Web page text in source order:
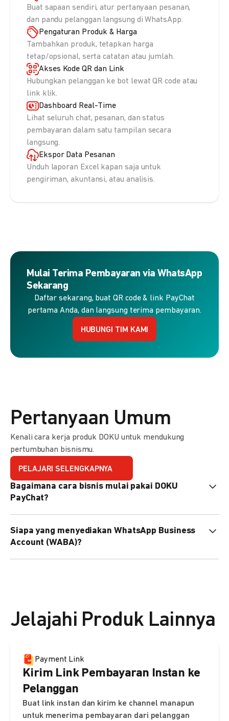
Buat sapaan sendiri, atur pertanyaan pesanan,
dan pandu pelanggan langsung di WhatsApp.
Pengaturan Produk & Harga
Tambahkan produk, tetapkan harga
tetap/opsional, serta catatan atau jumlah.
Akses Kode QR dan Link
Hubungkan pelanggan ke bot lewat QR code atau
link klik.
Dashboard Real-Time
Lihat seluruh chat, pesanan, dan status
pembayaran dalam satu tampilan secara
langsung.
Ekspor Data Pesanan
Unduh laporan Excel kapan saja untuk
pengiriman, akuntansi, atau analisis.
Mulai Terima Pembayaran via WhatsApp
Sekarang
Daftar sekarang, buat QR code & link PayChat
pertama Anda, dan langsung terima pembayaran.
HUBUNGI TIM KAMI
Pertanyaan Umum
Kenali cara kerja produk DOKU untuk mendukung
pertumbuhan bisnismu.
PELAJARI SELENGKAPNYA
Bagaimana cara bisnis mulai pakai DOKU
PayChat?
nanti tim kami bantu setup. Bisa juga pakai nomor
WhatsApp bisnis yang sudah dimiliki sendiri, atau dari
DOKU yang buatkan WhatsApp Bisnis terverifikasi juga
Siapa yang menyediakan WhatsApp Business
Account (WABA)?
Jelajahi Produk Lainnya
Payment Link
Kirim Link Pembayaran Instan ke
Pelanggan
Buat link instan dan kirim ke channel manapun
untuk menerima pembayaran dari pelanggan